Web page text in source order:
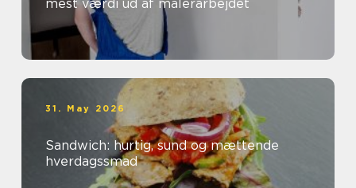
mest værdi ud af malerarbejdet
31. May 2026
Sandwich: hurtig, sund og mættende
hverdagssmad